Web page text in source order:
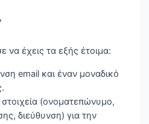
να έχεις τα εξής έτοιμα:
email και έναν μοναδικό
(ονοματεπώνυμο,
διεύθυνση) για την